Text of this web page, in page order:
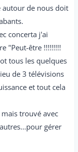
de nous doit
concerta j'ai
"Peut-être !!!!!!!!!
tous les quelques
de 3 télévisions
et tout cela
trouvé avec
gérer